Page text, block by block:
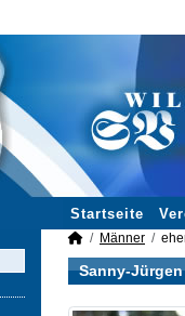
Startseite
Männer
Sanny-